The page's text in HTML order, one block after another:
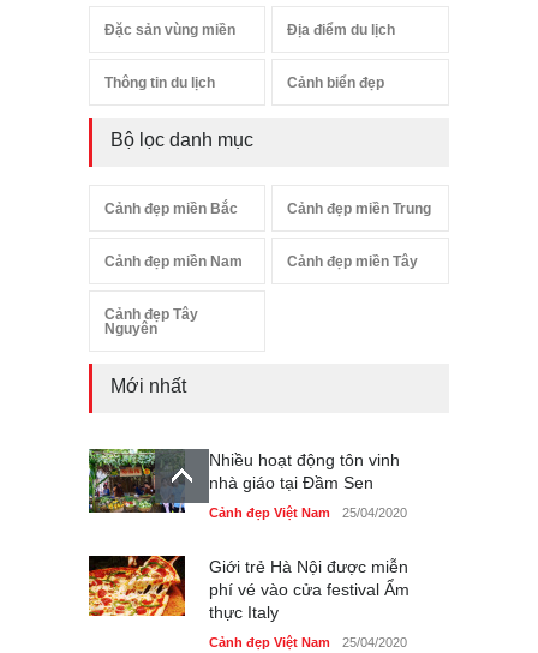
Đặc sản vùng miền Địa điểm du lịch
Thông tin du lịch Cảnh biển đẹp
Bộ lọc danh mục
Cảnh đẹp miền Bắc Cảnh đẹp miền Trung
Cảnh đẹp miền Nam Cảnh đẹp miền Tây
Cảnh đẹp Tây
Nguyên
Mới nhất
Nhiều hoạt động tôn vinh
nhà giáo tại Đầm Sen
Cảnh đẹp Việt Nam 25/04/2020
Giới trẻ Hà Nội được miễn
phí vé vào cửa festival Ẩm
thực Italy
Cảnh đẹp Việt Nam 25/04/2020